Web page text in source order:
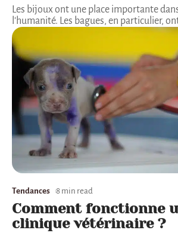
Les bijoux ont une place importante
l'humanité. Les bagues, en particulier,
Tendances 8 min read
Comment fonctionne
clinique vétérinaire ?